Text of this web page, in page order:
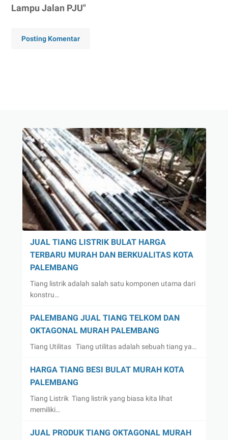
Lampu Jalan PJU"
Posting Komentar
JUAL TIANG LISTRIK BULAT HARGA
TERBARU MURAH DAN BERKUALITAS KOTA
PALEMBANG
Tiang listrik adalah salah satu komponen utama dari
konstru…
PALEMBANG JUAL TIANG TELKOM DAN
OKTAGONAL MURAH PALEMBANG
Tiang Utilitas Tiang utilitas adalah sebuah tiang ya…
HARGA TIANG BESI BULAT MURAH KOTA
PALEMBANG
Tiang Listrik Tiang listrik yang biasa kita lihat
memiliki…
JUAL PRODUK TIANG OKTAGONAL MURAH